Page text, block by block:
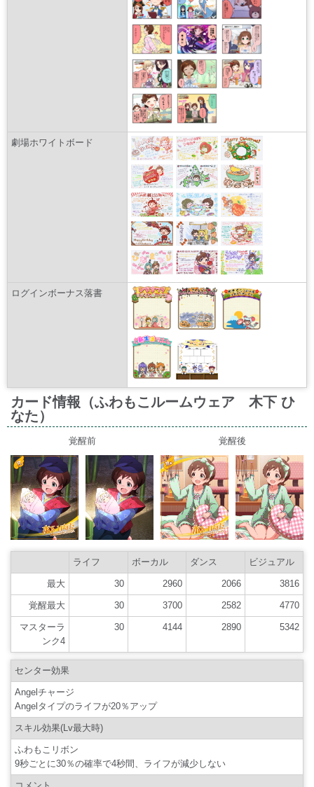
劇場ホワイトボード
ログインボーナス落書
カード情報（ふわもこルームウェア 木下 ひ
なた）
覚醒前 覚醒後
ライフ ボーカル ダンス ビジュアル
最大 30 2960 2066 3816
覚醒最大 30 3700 2582 4770
マスターラ
ンク4
30 4144 2890 5342
センター効果
Angelチャージ
Angelタイプのライフが20％アップ
スキル効果(Lv最大時)
ふわもこリボン
9秒ごとに30％の確率で4秒間、ライフが減少しない